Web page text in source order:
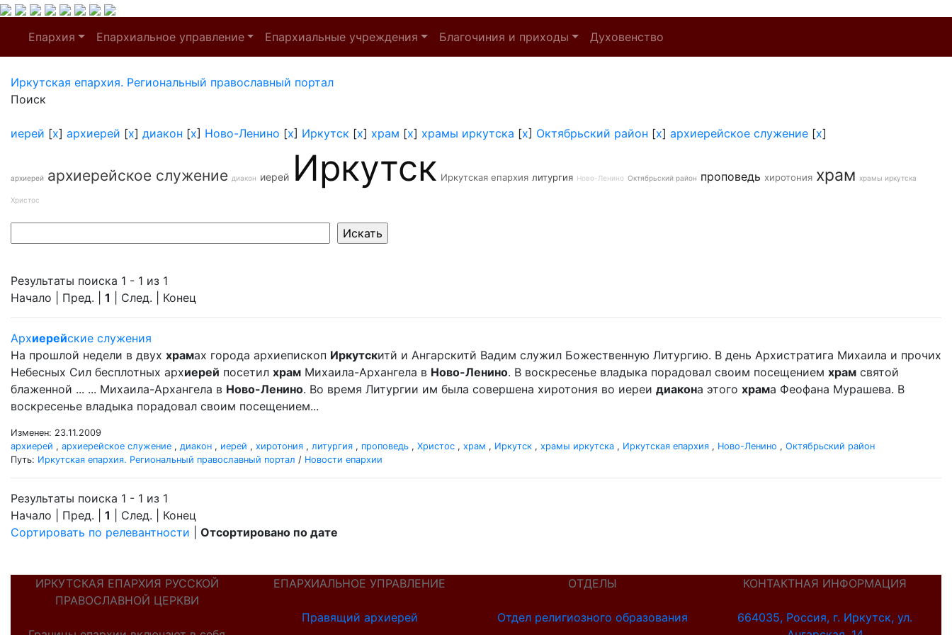
Епархия Епархиальное управление Епархиальные учреждения Благочиния и приходы Духовенство
Иркутская епархия. Региональный православный портал
Поиск
иерей [x] архиерей [x] диакон [x] Ново-Ленино [x] Иркутск [x] храм [x] храмы иркутска [x] Октябрьский район [x] архиерейское служение [x]
архиерей архиерейское служение диакон иерей Иркутск Иркутская епархия литургия Ново-Ленино Октябрьский район проповедь хиротония храм храмы иркутска
Христос
Результаты поиска 1 - 1 из 1
Начало | Пред. | 1 | След. | Конец
Архиерейские служения
На прошлой недели в двух храмах города архиепископ Иркутскитй и Ангарскитй Вадим служил Божественную Литургию. В день Архистратига Михаила и прочих
Небесных Сил бесплотных архиерей посетил храм Михаила-Архангела в Ново-Ленино. В воскресенье владыка порадовал своим посещением храм святой
блаженной ... ... Михаила-Архангела в Ново-Ленино. Во время Литургии им была совершена хиротония во иереи диакона этого храма Феофана Мурашева. В
воскресенье владыка порадовал своим посещением...
Изменен: 23.11.2009
архиерей , архиерейское служение , диакон , иерей , хиротония , литургия , проповедь , Христос , храм , Иркутск , храмы иркутска , Иркутская епархия , Ново-Ленино , Октябрьский район
Путь: Иркутская епархия. Региональный православный портал / Новости епархии
Результаты поиска 1 - 1 из 1
Начало | Пред. | 1 | След. | Конец
Сортировать по релевантности
Отсортировано по дате
ИРКУТСКАЯ ЕПАРХИЯ РУССКОЙ
ПРАВОСЛАВНОЙ ЦЕРКВИ
ЕПАРХИАЛЬНОЕ УПРАВЛЕНИЕ
Правящий архиерей
ОТДЕЛЫ
Отдел религиозного образования
КОНТАКТНАЯ ИНФОРМАЦИЯ
664035, Россия, г. Иркутск, ул.